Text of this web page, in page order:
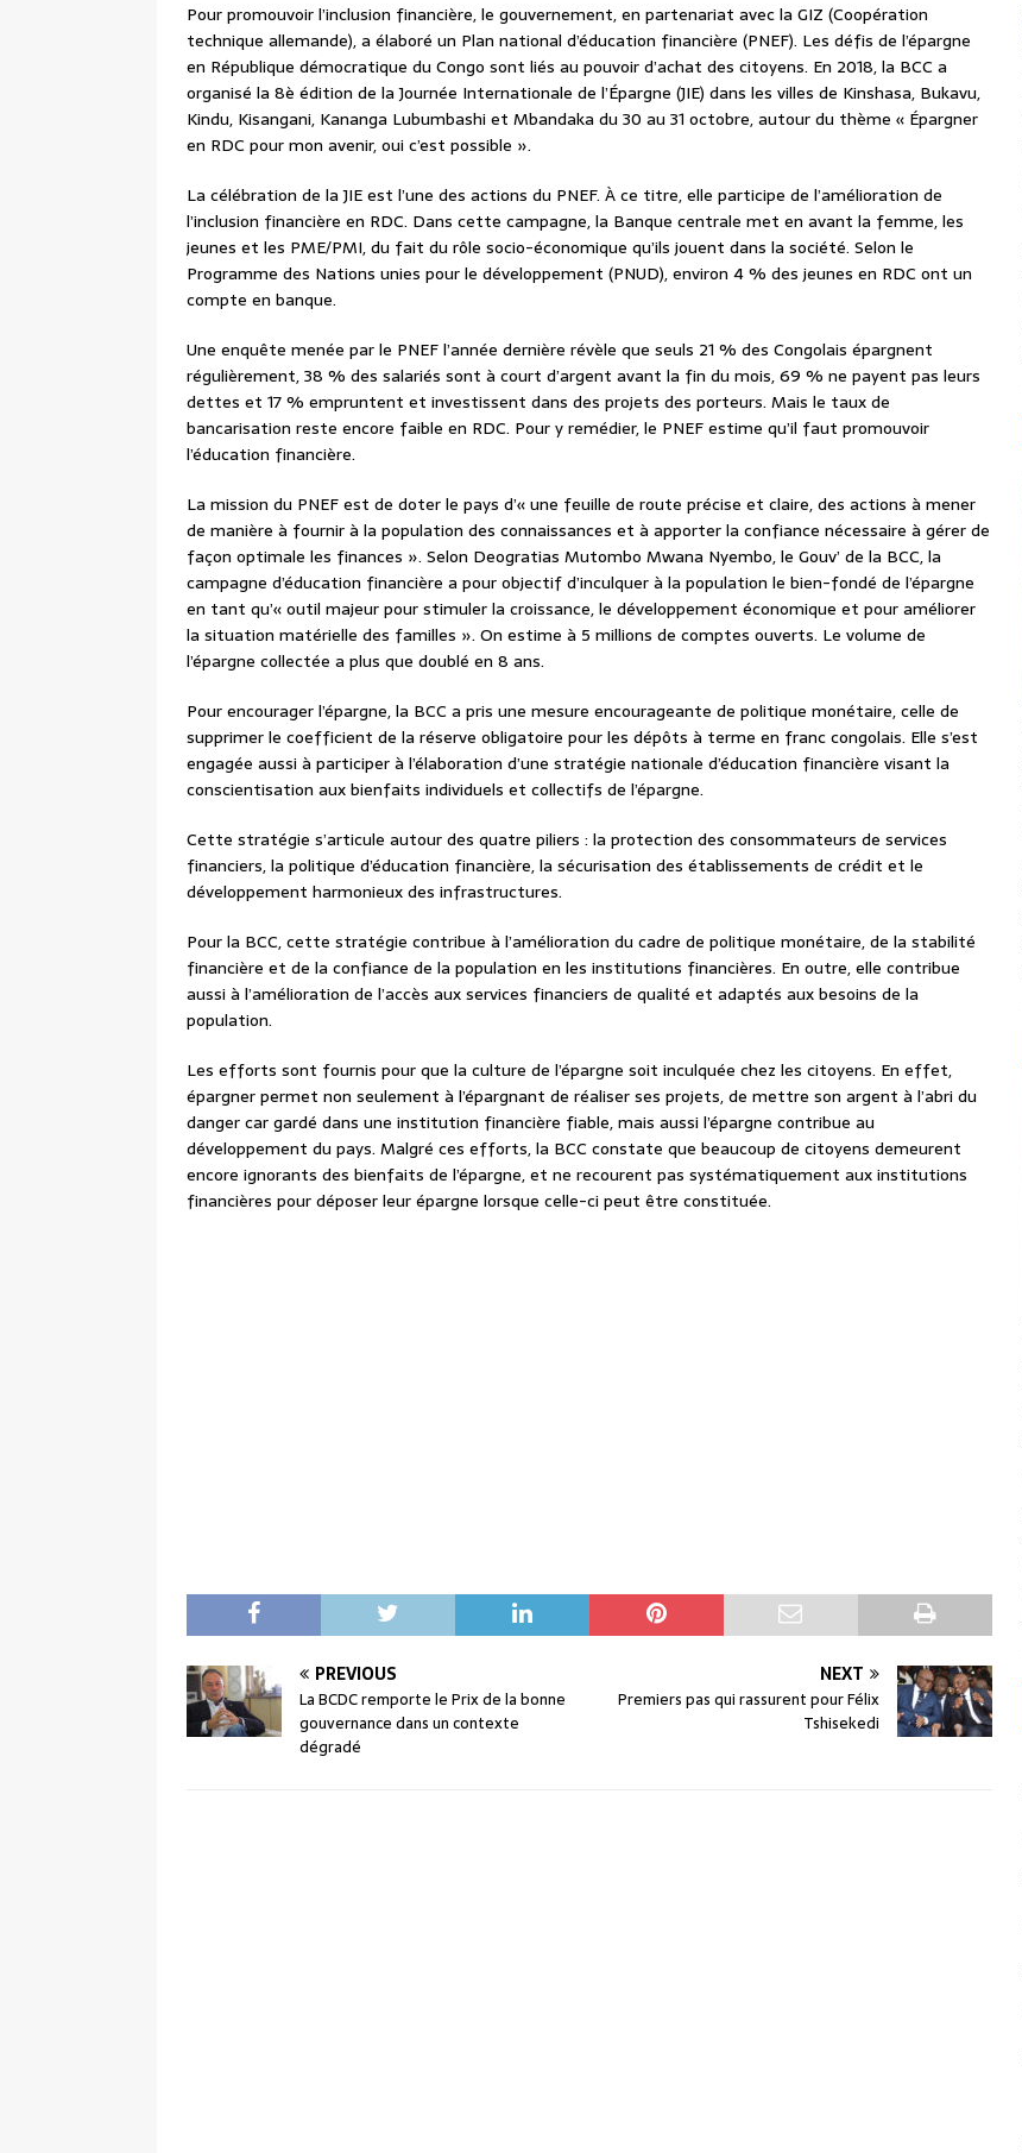
Pour promouvoir l’inclusion financière, le gouvernement, en partenariat avec la GIZ (Coopération
technique allemande), a élaboré un Plan national d’éducation financière (PNEF). Les défis de l’épargne
en République démocratique du Congo sont liés au pouvoir d’achat des citoyens. En 2018, la BCC a
organisé la 8è édition de la Journée Internationale de l’Épargne (JIE) dans les villes de Kinshasa, Bukavu,
Kindu, Kisangani, Kananga Lubumbashi et Mbandaka du 30 au 31 octobre, autour du thème « Épargner
en RDC pour mon avenir, oui c’est possible ».
La célébration de la JIE est l’une des actions du PNEF. À ce titre, elle participe de l’amélioration de
l’inclusion financière en RDC. Dans cette campagne, la Banque centrale met en avant la femme, les
jeunes et les PME/PMI, du fait du rôle socio-économique qu’ils jouent dans la société. Selon le
Programme des Nations unies pour le développement (PNUD), environ 4 % des jeunes en RDC ont un
compte en banque.
Une enquête menée par le PNEF l’année dernière révèle que seuls 21 % des Congolais épargnent
régulièrement, 38 % des salariés sont à court d’argent avant la fin du mois, 69 % ne payent pas leurs
dettes et 17 % empruntent et investissent dans des projets des porteurs. Mais le taux de
bancarisation reste encore faible en RDC. Pour y remédier, le PNEF estime qu’il faut promouvoir
l’éducation financière.
La mission du PNEF est de doter le pays d’« une feuille de route précise et claire, des actions à mener
de manière à fournir à la population des connaissances et à apporter la confiance nécessaire à gérer de
façon optimale les finances ». Selon Deogratias Mutombo Mwana Nyembo, le Gouv’ de la BCC, la
campagne d’éducation financière a pour objectif d’inculquer à la population le bien-fondé de l’épargne
en tant qu’« outil majeur pour stimuler la croissance, le développement économique et pour améliorer
la situation matérielle des familles ». On estime à 5 millions de comptes ouverts. Le volume de
l’épargne collectée a plus que doublé en 8 ans.
Pour encourager l’épargne, la BCC a pris une mesure encourageante de politique monétaire, celle de
supprimer le coefficient de la réserve obligatoire pour les dépôts à terme en franc congolais. Elle s’est
engagée aussi à participer à l’élaboration d’une stratégie nationale d’éducation financière visant la
conscientisation aux bienfaits individuels et collectifs de l’épargne.
Cette stratégie s’articule autour des quatre piliers : la protection des consommateurs de services
financiers, la politique d’éducation financière, la sécurisation des établissements de crédit et le
développement harmonieux des infrastructures.
Pour la BCC, cette stratégie contribue à l’amélioration du cadre de politique monétaire, de la stabilité
financière et de la confiance de la population en les institutions financières. En outre, elle contribue
aussi à l’amélioration de l’accès aux services financiers de qualité et adaptés aux besoins de la
population.
Les efforts sont fournis pour que la culture de l’épargne soit inculquée chez les citoyens. En effet,
épargner permet non seulement à l’épargnant de réaliser ses projets, de mettre son argent à l’abri du
danger car gardé dans une institution financière fiable, mais aussi l’épargne contribue au
développement du pays. Malgré ces efforts, la BCC constate que beaucoup de citoyens demeurent
encore ignorants des bienfaits de l’épargne, et ne recourent pas systématiquement aux institutions
financières pour déposer leur épargne lorsque celle-ci peut être constituée.
PREVIOUS
La BCDC remporte le Prix de la bonne
gouvernance dans un contexte
dégradé
NEXT
Premiers pas qui rassurent pour Félix
Tshisekedi